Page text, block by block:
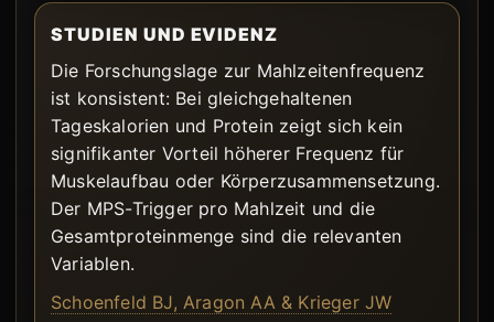
STUDIEN UND EVIDENZ
Die Forschungslage zur Mahlzeitenfrequenz
ist konsistent: Bei gleichgehaltenen
Tageskalorien und Protein zeigt sich kein
signifikanter Vorteil höherer Frequenz für
Muskelaufbau oder Körperzusammensetzung.
Der MPS-Trigger pro Mahlzeit und die
Gesamtproteinmenge sind die relevanten
Variablen.
Schoenfeld BJ, Aragon AA & Krieger JW